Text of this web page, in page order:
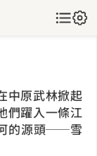
原武林掀起
們躍入一條江
的源頭──雪